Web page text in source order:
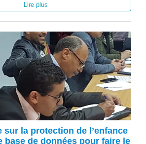
Lire plus
sur la protection de l’enfance
base de données pour faire le